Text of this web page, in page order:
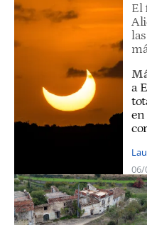
El
a
en
06/